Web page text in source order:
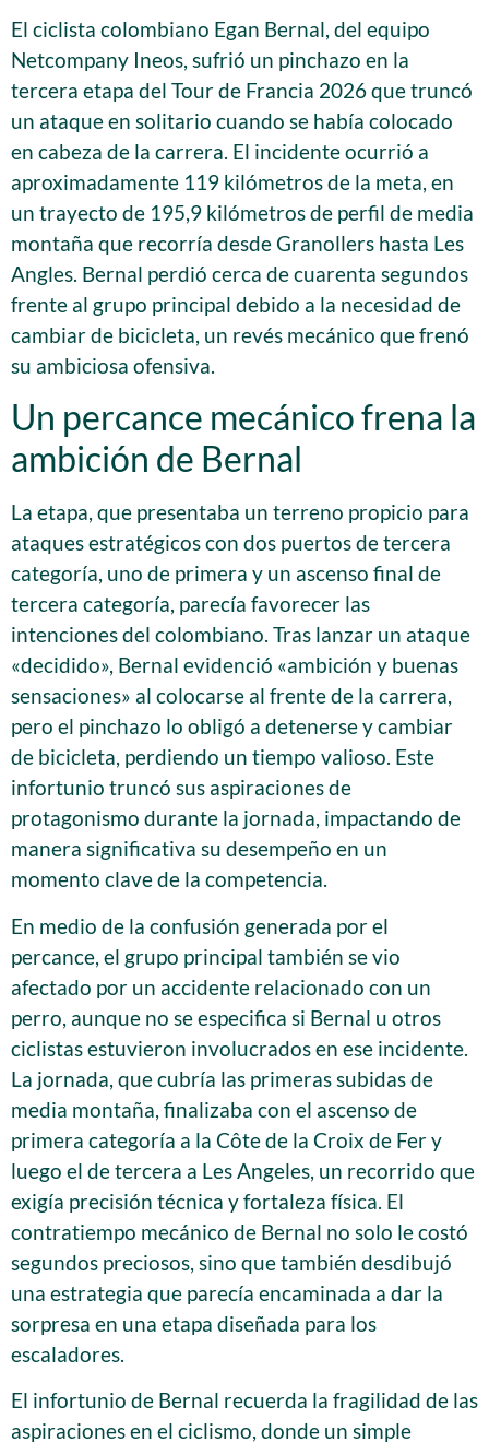
El ciclista colombiano Egan Bernal, del equipo
Netcompany Ineos, sufrió un pinchazo en la
tercera etapa del Tour de Francia 2026 que truncó
un ataque en solitario cuando se había colocado
en cabeza de la carrera. El incidente ocurrió a
aproximadamente 119 kilómetros de la meta, en
un trayecto de 195,9 kilómetros de perfil de media
montaña que recorría desde Granollers hasta Les
Angles. Bernal perdió cerca de cuarenta segundos
frente al grupo principal debido a la necesidad de
cambiar de bicicleta, un revés mecánico que frenó
su ambiciosa ofensiva.
Un percance mecánico frena la
ambición de Bernal
La etapa, que presentaba un terreno propicio para
ataques estratégicos con dos puertos de tercera
categoría, uno de primera y un ascenso final de
tercera categoría, parecía favorecer las
intenciones del colombiano. Tras lanzar un ataque
«decidido», Bernal evidenció «ambición y buenas
sensaciones» al colocarse al frente de la carrera,
pero el pinchazo lo obligó a detenerse y cambiar
de bicicleta, perdiendo un tiempo valioso. Este
infortunio truncó sus aspiraciones de
protagonismo durante la jornada, impactando de
manera significativa su desempeño en un
momento clave de la competencia.
En medio de la confusión generada por el
percance, el grupo principal también se vio
afectado por un accidente relacionado con un
perro, aunque no se especifica si Bernal u otros
ciclistas estuvieron involucrados en ese incidente.
La jornada, que cubría las primeras subidas de
media montaña, finalizaba con el ascenso de
primera categoría a la Côte de la Croix de Fer y
luego el de tercera a Les Angeles, un recorrido que
exigía precisión técnica y fortaleza física. El
contratiempo mecánico de Bernal no solo le costó
segundos preciosos, sino que también desdibujó
una estrategia que parecía encaminada a dar la
sorpresa en una etapa diseñada para los
escaladores.
El infortunio de Bernal recuerda la fragilidad de las
aspiraciones en el ciclismo, donde un simple